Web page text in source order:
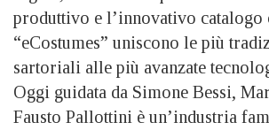
produttivo e l’innovativo catalogo
“eCostumes” uniscono le più
sartoriali alle più avanzate
Oggi guidata da Simone Bessi,
Fausto Pallottini è un’industria